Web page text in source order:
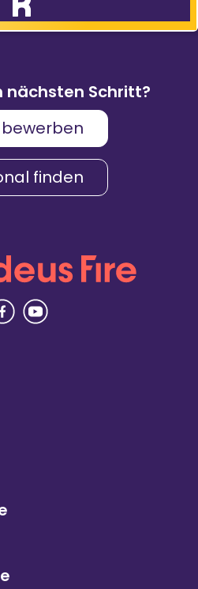
dank
nächsten Schritt?
finden